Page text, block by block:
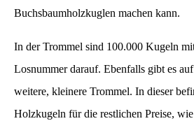
Buchsbaumholzkuglen machen kann.
In der Trommel sind 100.000 Kugeln
Losnummer darauf. Ebenfalls gibt es
weitere, kleinere Trommel. In dieser
Holzkugeln für die restlichen Preise,